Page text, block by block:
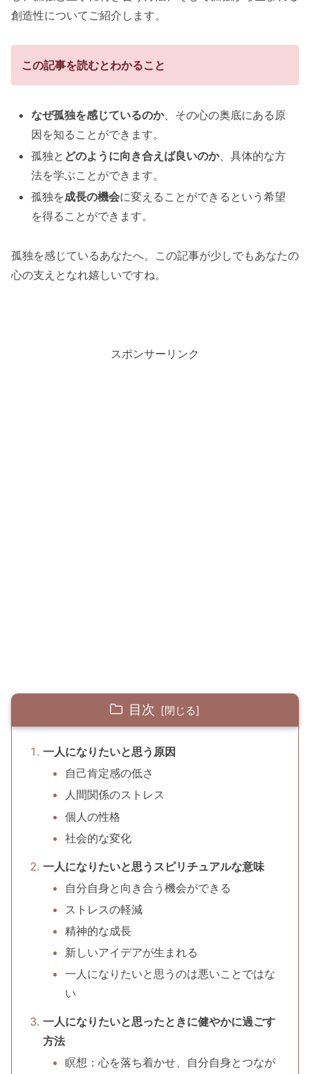
創造性についてご紹介します。
この記事を読むとわかること
なぜ孤独を感じているのか、その心の奥底にある原
因を知ることができます。
孤独と どのように向き合えば良いのか、具体的な方
法を学ぶことができます。
孤独を成長の機会に変えることができるという希望
を得ることができます。
孤独を感じているあなたへ。この記事が少しでもあなたの
心の支えとなれ嬉しいですね。
スポンサーリンク
目次
一人になりたいと思う原因
自己肯定感の低さ
人間関係のストレス
個人の性格
社会的な変化
一人になりたいと思うスピリチュアルな意味
自分自身と向き合う機会ができる
ストレスの軽減
精神的な成長
新しいアイデアが生まれる
一人になりたいと思うのは悪いことではな
い
一人になりたいと思ったときに健やかに過ごす
方法
瞑想：心を落ち着かせ、自分自身とつなが